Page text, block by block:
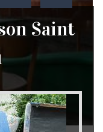
Saint